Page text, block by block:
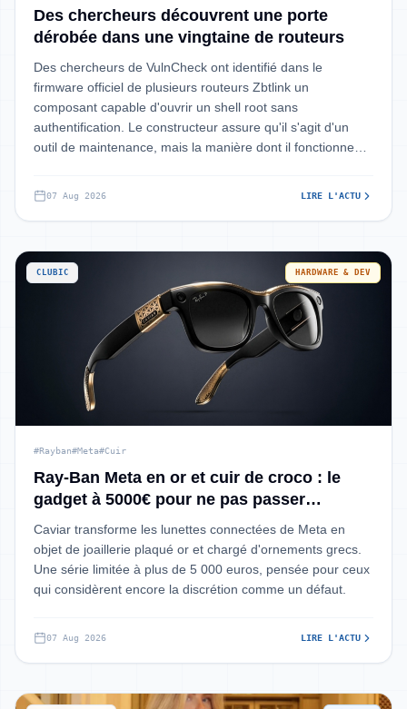
Des chercheurs découvrent une porte
dérobée dans une vingtaine de routeurs
Des chercheurs de VulnCheck ont identifié dans le
firmware officiel de plusieurs routeurs Zbtlink un
composant capable d'ouvrir un shell root sans
authentification. Le constructeur assure qu'il s'agit d'un
outil de maintenance, mais la manière dont il fonctionne
07 Aug 2026 LIRE L'ACTU
CLUBIC HARDWARE & DEV
#Rayban#Meta#Cuir
Ray-Ban Meta en or et cuir de croco : le
gadget à 5000€ pour ne pas passer
inaperçu sur la plage
Caviar transforme les lunettes connectées de Meta en
objet de joaillerie plaqué or et chargé d'ornements grecs.
Une série limitée à plus de 5 000 euros, pensée pour ceux
qui considèrent encore la discrétion comme un défaut.
07 Aug 2026 LIRE L'ACTU